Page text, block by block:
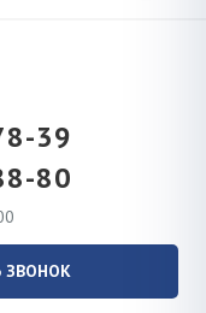
39
80
ЗВОНОК